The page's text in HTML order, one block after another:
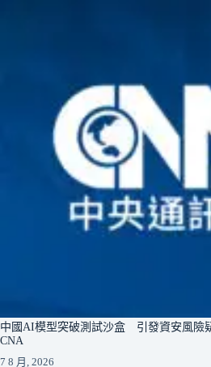
中國AI模型突破測試沙盒 引發資安風險
CNA
7 8 月, 2026